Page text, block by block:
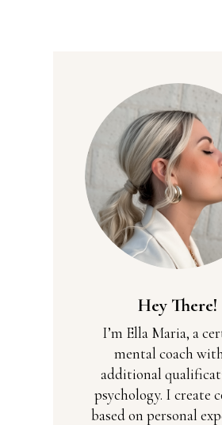
Hey There!
I’m Ella Maria, a
mental coach
additional
psychology. I create
based on personal